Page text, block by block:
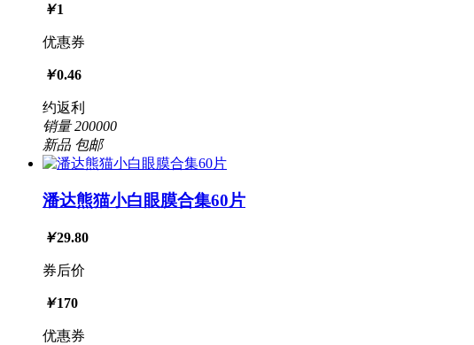
￥1
优惠券
￥0.46
约返利
销量200000
新品 包邮
潘达熊猫小白眼膜合集60片
￥29.80
券后价
￥170
优惠券